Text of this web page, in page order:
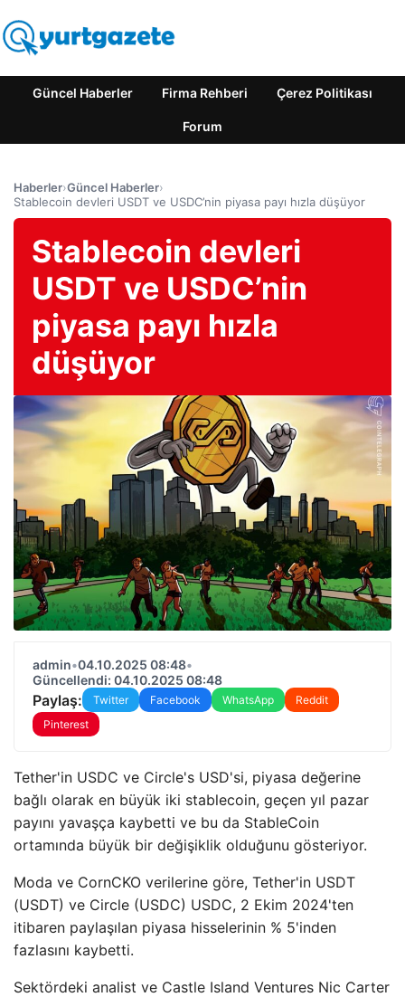
Güncel Haberler Firma Rehberi Çerez Politikası
Forum
Haberler›Güncel Haberler›
Stablecoin devleri USDT ve USDC’nin piyasa payı hızla düşüyor
Stablecoin devleri
USDT ve USDC’nin
piyasa payı hızla
düşüyor
admin•04.10.2025 08:48•
Güncellendi: 04.10.2025 08:48
Paylaş: Twitter Facebook WhatsApp
Reddit
Pinterest
Tether'in USDC ve Circle's USD'si, piyasa değerine
bağlı olarak en büyük iki stablecoin, geçen yıl pazar
payını yavaşça kaybetti ve bu da StableCoin
ortamında büyük bir değişiklik olduğunu gösteriyor.
Moda ve CornCKO verilerine göre, Tether'in USDT
(USDT) ve Circle (USDC) USDC, 2 Ekim 2024'ten
itibaren paylaşılan piyasa hisselerinin % 5'inden
fazlasını kaybetti.
Sektördeki analist ve Castle Island Ventures Nic Carter